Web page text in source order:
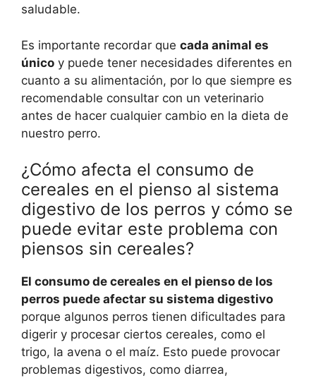
saludable.
Es importante recordar que cada animal es
único y puede tener necesidades diferentes en
cuanto a su alimentación, por lo que siempre es
recomendable consultar con un veterinario
antes de hacer cualquier cambio en la dieta de
nuestro perro.
¿Cómo afecta el consumo de
cereales en el pienso al sistema
digestivo de los perros y cómo se
puede evitar este problema con
piensos sin cereales?
El consumo de cereales en el pienso de los
perros puede afectar su sistema digestivo
porque algunos perros tienen dificultades para
digerir y procesar ciertos cereales, como el
trigo, la avena o el maíz. Esto puede provocar
problemas digestivos, como diarrea,